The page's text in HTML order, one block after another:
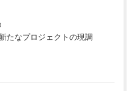
たなプロジェクトの現調